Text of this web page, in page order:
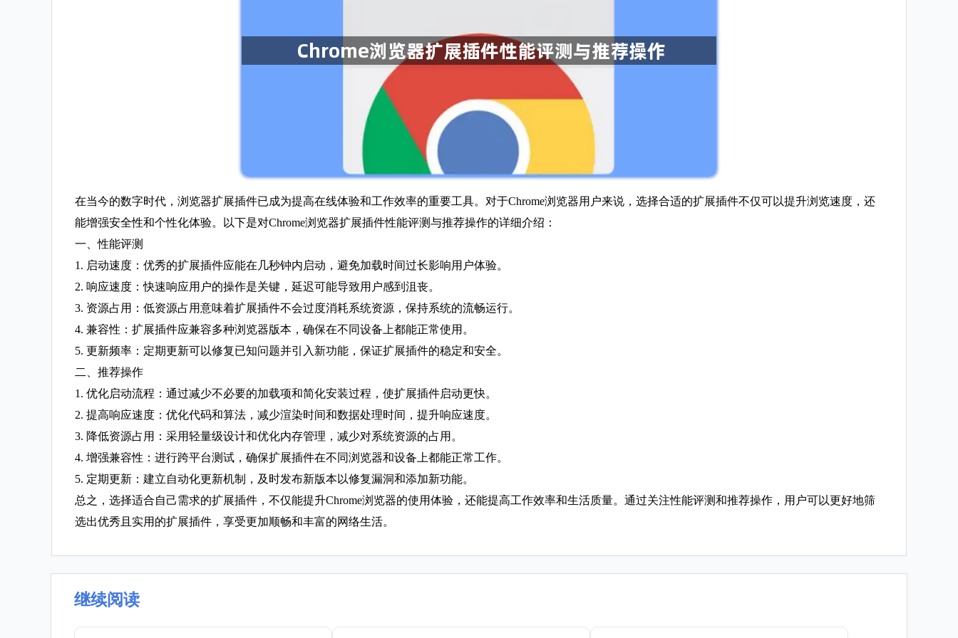
在当今的数字时代，浏览器扩展插件已成为提高在线体验和工作效率的重要工具。对于Chrome浏览器用户来说，选择合适的扩展插件不仅可以提升浏览速度，还
能增强安全性和个性化体验。以下是对Chrome浏览器扩展插件性能评测与推荐操作的详细介绍：
一、性能评测
1. 启动速度：优秀的扩展插件应能在几秒钟内启动，避免加载时间过长影响用户体验。
2. 响应速度：快速响应用户的操作是关键，延迟可能导致用户感到沮丧。
3. 资源占用：低资源占用意味着扩展插件不会过度消耗系统资源，保持系统的流畅运行。
4. 兼容性：扩展插件应兼容多种浏览器版本，确保在不同设备上都能正常使用。
5. 更新频率：定期更新可以修复已知问题并引入新功能，保证扩展插件的稳定和安全。
二、推荐操作
1. 优化启动流程：通过减少不必要的加载项和简化安装过程，使扩展插件启动更快。
2. 提高响应速度：优化代码和算法，减少渲染时间和数据处理时间，提升响应速度。
3. 降低资源占用：采用轻量级设计和优化内存管理，减少对系统资源的占用。
4. 增强兼容性：进行跨平台测试，确保扩展插件在不同浏览器和设备上都能正常工作。
5. 定期更新：建立自动化更新机制，及时发布新版本以修复漏洞和添加新功能。
总之，选择适合自己需求的扩展插件，不仅能提升Chrome浏览器的使用体验，还能提高工作效率和生活质量。通过关注性能评测和推荐操作，用户可以更好地筛
选出优秀且实用的扩展插件，享受更加顺畅和丰富的网络生活。
继续阅读